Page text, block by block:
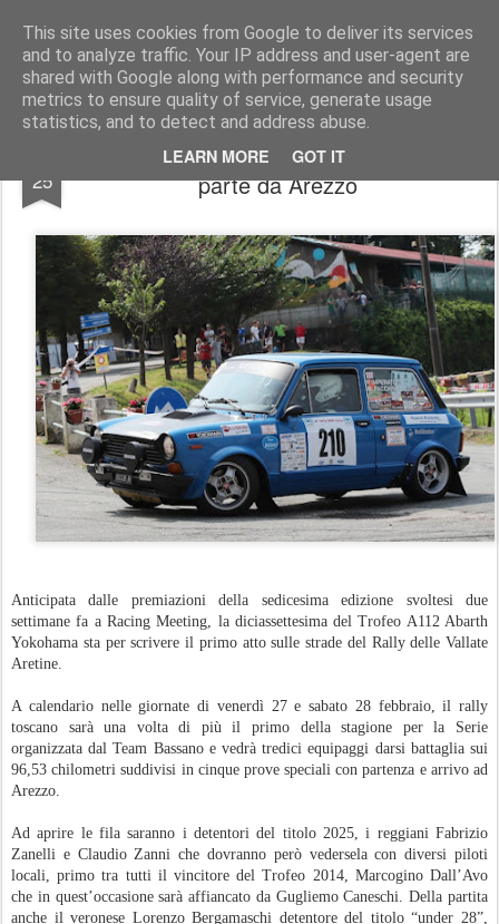
This site uses cookies from Google to deliver its services
and to analyze traffic. Your IP address and user-agent are
shared with Google along with performance and security
metrics to ensure quality of service, generate usage
statistics, and to detect and address abuse.
LEARN MORE GOT IT
AutoMotoCorse. Motorsport Random News 280912
25
Il Trofeo A112 Abarth Yokohama 2026
parte da Arezzo
Anticipata dalle premiazioni della sedicesima edizione svoltesi due
settimane fa a Racing Meeting, la diciassettesima del Trofeo A112 Abarth
Yokohama sta per scrivere il primo atto sulle strade del Rally delle Vallate
Aretine.
A calendario nelle giornate di venerdì 27 e sabato 28 febbraio, il rally
toscano sarà una volta di più il primo della stagione per la Serie
organizzata dal Team Bassano e vedrà tredici equipaggi darsi battaglia sui
96,53 chilometri suddivisi in cinque prove speciali con partenza e arrivo ad
Arezzo.
Ad aprire le fila saranno i detentori del titolo 2025, i reggiani Fabrizio
Zanelli e Claudio Zanni che dovranno però vedersela con diversi piloti
locali, primo tra tutti il vincitore del Trofeo 2014, Marcogino Dall’Avo
che in quest’occasione sarà affiancato da Gugliemo Caneschi. Della partita
anche il veronese Lorenzo Bergamaschi detentore del titolo “under 28”,